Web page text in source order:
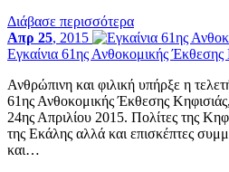
Διάβασε περισσότερα
Απρ 25, 2015
Εγκαίνια 61ης Ανθοκομικής Έκθεσης
Ανθρώπινη και φιλική υπήρξε η
61ης Ανθοκομικής Έκθεσης
24ης Απριλίου 2015. Πολίτες της
της Εκάλης αλλά και επισκέπτες
και…